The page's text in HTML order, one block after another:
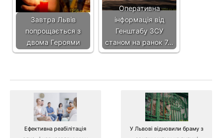
Завтра Львів
попрощається з
двома Героями
Оперативна
інформація від
Генштабу ЗСУ
станом на ранок 7…
Ефективна реабілітація
У Львові відновили браму з